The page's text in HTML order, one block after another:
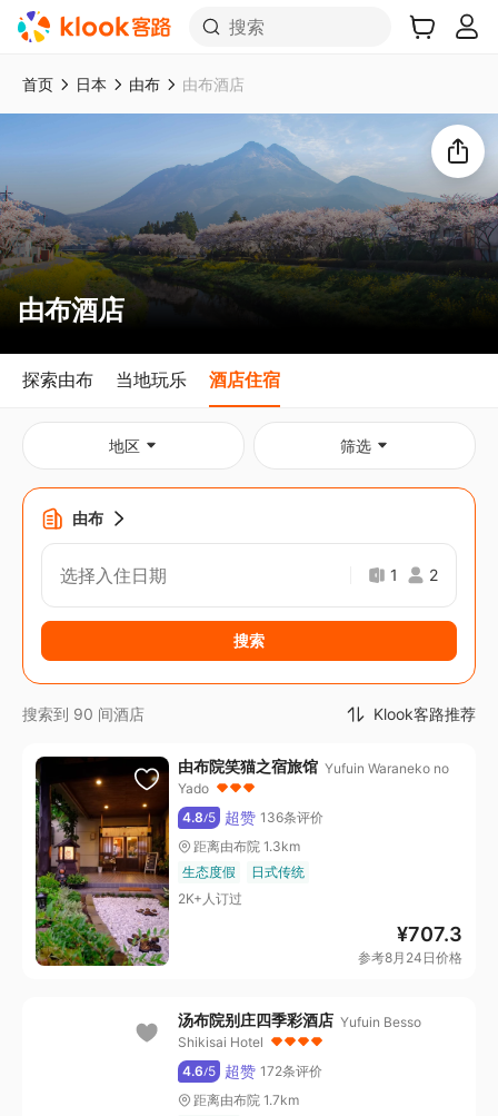
搜索
首页 日本 由布 由布酒店
由布酒店
探索由布 当地玩乐 酒店住宿
想去这里旅游吗？
分享给好友！
地区 筛选
由布
选择入住日期 1 2
搜索
Klook客路推荐
搜索到 90 间酒店
由布院笑猫之宿旅馆 Yufuin Waraneko no
Yado
4.8/5 超赞 136条评价
距离由布院 1.3km
生态度假
日式传统
2K+人订过
¥707.3
参考8月24日价格
汤布院别庄四季彩酒店 Yufuin Besso
Shikisai Hotel
4.6/5 超赞 172条评价
距离由布院 1.7km